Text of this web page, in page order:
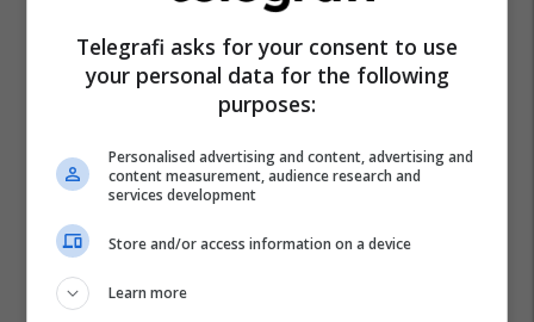
Telegrafi asks for your consent to use
your personal data for the following
purposes:
Personalised advertising and content, advertising and
content measurement, audience research and
services development
Store and/or access information on a device
Learn more